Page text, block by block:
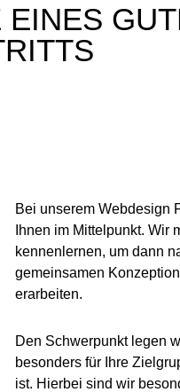
EINES
Bei unserem Webdesign
Ihnen im Mittelpunkt. Wir
kennenlernen, um dann
gemeinsamen
erarbeiten.
Den Schwerpunkt legen
besonders für Ihre
ist. Hierbei sind wir